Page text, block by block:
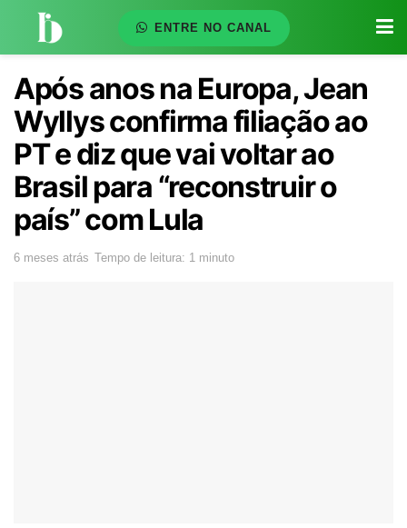
ENTRE NO CANAL
Após anos na Europa, Jean
Wyllys confirma filiação ao
PT e diz que vai voltar ao
Brasil para “reconstruir o
país” com Lula
6 meses atrás Tempo de leitura: 1 minuto